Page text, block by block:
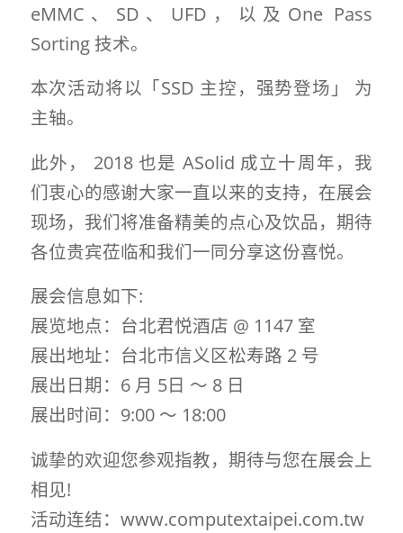
eMMC、SD、UFD，以及One Pass
Sorting 技术。
本次活动将以「SSD 主控，强势登场」 为
主轴。
此外， 2018 也是 ASolid 成立十周年，我
们衷心的感谢大家一直以来的支持，在展会
现场，我们将准备精美的点心及饮品，期待
各位贵宾莅临和我们一同分享这份喜悦。
展会信息如下:
展览地点：台北君悦酒店 @ 1147 室
展出地址：台北市信义区松寿路 2 号
展出日期：6 月 5日 ～ 8 日
展出时间：9:00 ～ 18:00
诚挚的欢迎您参观指教，期待与您在展会上
相见!
活动连结：www.computextaipei.com.tw